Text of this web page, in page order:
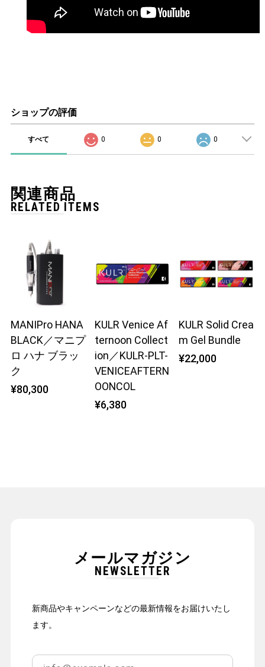
ショップの評価
すべて 0 0 0
関連商品
RELATED ITEMS
MANIPro HANA
BLACK／マニプ
ロ ハナ ブラッ
ク
¥80,300
KULR Venice Af
ternoon Collect
ion／KULR-PLT-
VENICEAFTERN
OONCOL
¥6,380
KULR Solid Crea
m Gel Bundle
¥22,000
メールマガジン
NEWSLETTER
新商品やキャンペーンなどの最新情報をお届けいたし
ます。